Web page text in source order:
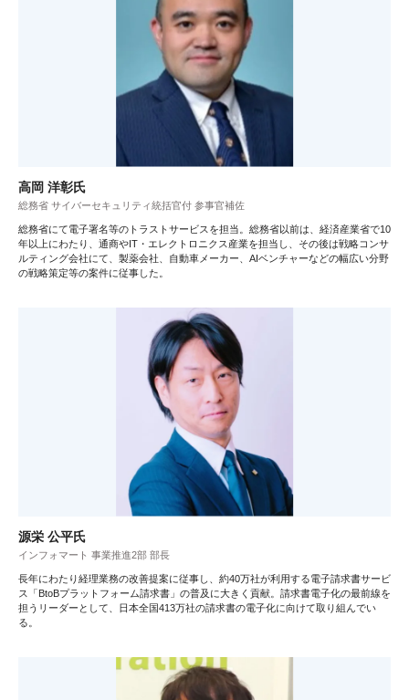
高岡 洋彰氏
総務省 サイバーセキュリティ統括官付 参事官補佐
総務省にて電子署名等のトラストサービスを担当。総務省以前は、経済産業省で10
年以上にわたり、通商やIT・エレクトロニクス産業を担当し、その後は戦略コンサ
ルティング会社にて、製薬会社、自動車メーカー、AIベンチャーなどの幅広い分野
の戦略策定等の案件に従事した。
源栄 公平氏
インフォマート 事業推進2部 部長
長年にわたり経理業務の改善提案に従事し、約40万社が利用する電子請求書サービ
ス「BtoBプラットフォーム請求書」の普及に大きく貢献。請求書電子化の最前線を
担うリーダーとして、日本全国413万社の請求書の電子化に向けて取り組んでい
る。